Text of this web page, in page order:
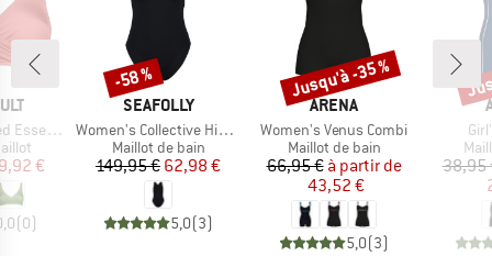
Top No. 7331
réduit
€
(0)
MARQUE
SEAFOLLY
Article
Women's Collective High Neck One Piece
Product group
Maillot de bain
Prix
149,95 €Prix réduit
62,98 €
5,0(3)
Remise
-58 %
MARQUE
ARENA
Article
Women's Venus Combi
Product group
Maillot de bain
Prix
66,95 € Prix réduit
à partir de
43,52 €
5,0(3)
Remise
Jusqu'à -35 %
38,95